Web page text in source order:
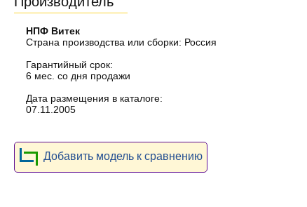
НПФ Витек
Страна производства или сборки: Россия
Гарантийный срок:
6 мес. со дня продажи
Дата размещения в каталоге:
07.11.2005
Добавить модель к сравнению